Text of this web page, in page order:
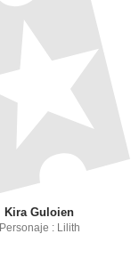
Kira Guloien
Personaje : Lilith